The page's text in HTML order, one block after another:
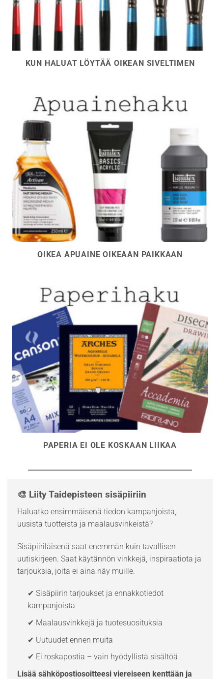
KUN HALUAT LÖYTÄÄ OIKEAN SIVELTIMEN
OIKEA APUAINE OIKEAAN PAIKKAAN
PAPERIA EI OLE KOSKAAN LIIKAA
🎨 Liity Taidepisteen sisäpiiriin
Haluatko ensimmäisenä tiedon kampanjoista,
uusista tuotteista ja maalausvinkeistä?
Sisäpiiriläisenä saat enemmän kuin tavallisen
uutiskirjeen. Saat käytännön vinkkejä, inspiraatiota ja
tarjouksia, joita ei aina näy muille.
✔ Sisäpiirin tarjoukset ja ennakkotiedot
kampanjoista
✔ Maalausvinkkejä ja tuotesuosituksia
✔ Uutuudet ennen muita
✔ Ei roskapostia – vain hyödyllistä sisältöä
Lisää sähköpostiosoitteesi viereiseen kenttään ja